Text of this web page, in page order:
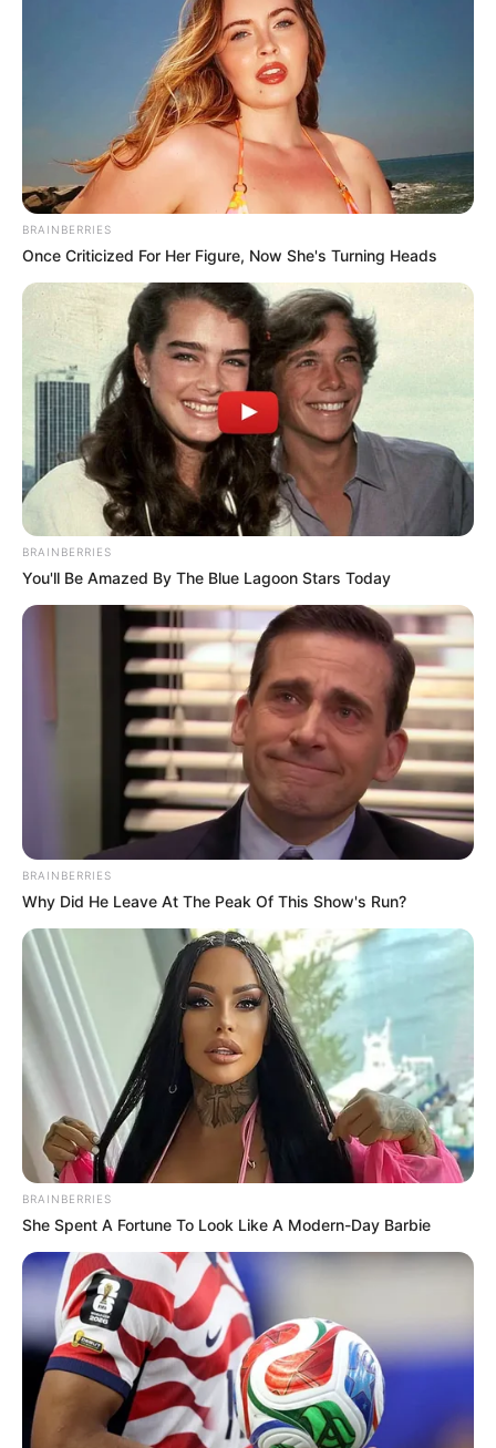
BRAINBERRIES
Once Criticized For Her Figure, Now She's Turning Heads
BRAINBERRIES
You'll Be Amazed By The Blue Lagoon Stars Today
BRAINBERRIES
Why Did He Leave At The Peak Of This Show's Run?
BRAINBERRIES
She Spent A Fortune To Look Like A Modern-Day Barbie